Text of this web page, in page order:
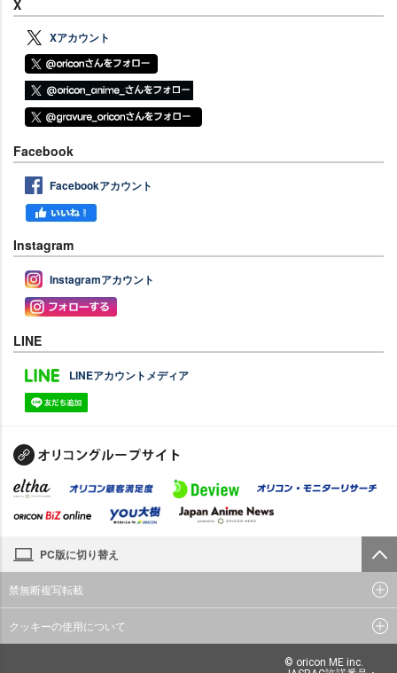
X
Xアカウント
Facebook
Facebookアカウント
Instagram
Instagramアカウント
LINE
LINEアカウントメディア
PC版に切り替え
禁無断複写転載
クッキーの使用について
© oricon ME inc.